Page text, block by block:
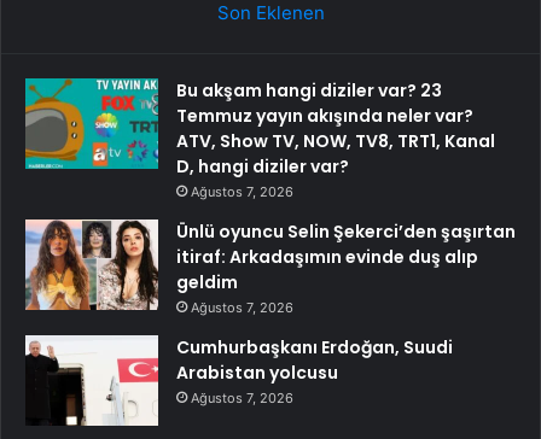
Son Eklenen
Bu akşam hangi diziler var? 23
Temmuz yayın akışında neler var?
ATV, Show TV, NOW, TV8, TRT1, Kanal
D, hangi diziler var?
Ağustos 7, 2026
Ünlü oyuncu Selin Şekerci’den şaşırtan
itiraf: Arkadaşımın evinde duş alıp
geldim
Ağustos 7, 2026
Cumhurbaşkanı Erdoğan, Suudi
Arabistan yolcusu
Ağustos 7, 2026